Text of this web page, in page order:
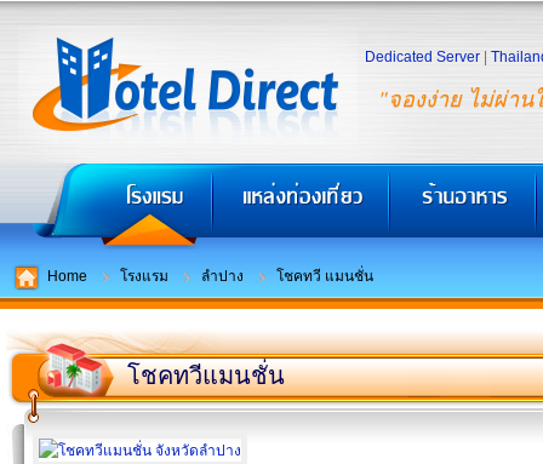
"จองง่าย ไม่ผ่าน
Dedicated Server
Home โรงแรม ลำปาง โชคทวี แมนชั่น
โชคทวีแมนชั่น